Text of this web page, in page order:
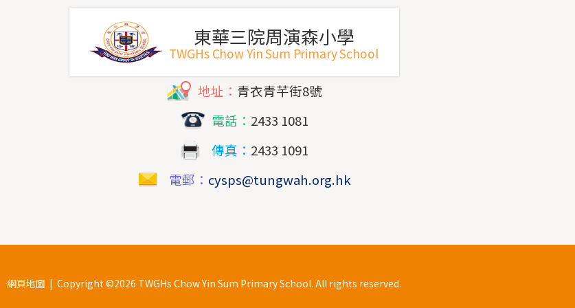
東華三院周演森小學
TWGHs Chow Yin Sum Primary School
地址： 青衣青芊街8號
電話： 2433 1081
傳真： 2433 1091
電郵： cysps@tungwah.org.hk
網頁地圖 | Copyright ©2026 TWGHs Chow Yin Sum Primary School. All rights reserved.